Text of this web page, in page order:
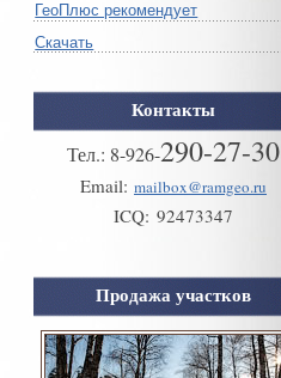
ГеоПлюс рекомендует
Скачать
Контакты
Тел.: 8-926-290-27-30
Email: mailbox@ramgeo.ru
ICQ: 92473347
Продажа участков